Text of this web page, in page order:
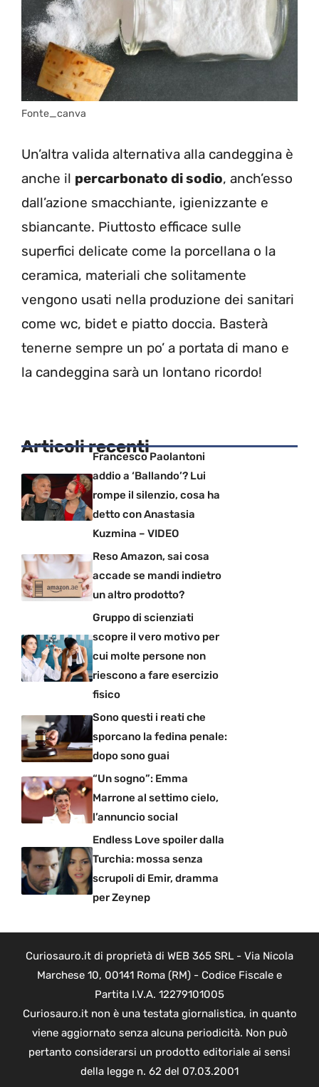
Fonte_canva
Un’altra valida alternativa alla candeggina è
anche il percarbonato di sodio, anch’esso
dall’azione smacchiante, igienizzante e
sbiancante. Piuttosto efficace sulle
superfici delicate come la porcellana o la
ceramica, materiali che solitamente
vengono usati nella produzione dei sanitari
come wc, bidet e piatto doccia. Basterà
tenerne sempre un po’ a portata di mano e
la candeggina sarà un lontano ricordo!
Articoli recentiFrancesco Paolantoni
addio a ‘Ballando’? Lui
rompe il silenzio, cosa ha
detto con Anastasia
Kuzmina – VIDEO
Reso Amazon, sai cosa
accade se mandi indietro
un altro prodotto?
Gruppo di scienziati
scopre il vero motivo per
cui molte persone non
riescono a fare esercizio
fisico
Sono questi i reati che
sporcano la fedina penale:
dopo sono guai
“Un sogno”: Emma
Marrone al settimo cielo,
l’annuncio social
Endless Love spoiler dalla
Turchia: mossa senza
scrupoli di Emir, dramma
per Zeynep
Curiosauro.it di proprietà di WEB 365 SRL - Via Nicola
Marchese 10, 00141 Roma (RM) - Codice Fiscale e
Partita I.V.A. 12279101005
Curiosauro.it non è una testata giornalistica, in quanto
viene aggiornato senza alcuna periodicità. Non può
pertanto considerarsi un prodotto editoriale ai sensi
della legge n. 62 del 07.03.2001